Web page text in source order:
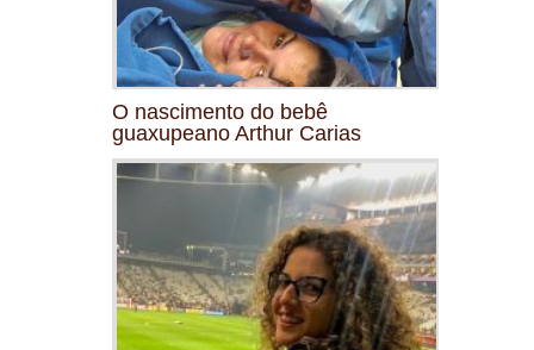
O nascimento do bebê
guaxupeano Arthur Carias